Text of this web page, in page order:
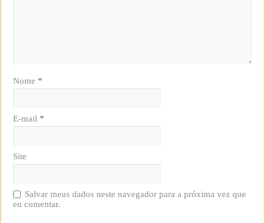
Nome *
E-mail *
Site
Salvar meus dados neste navegador para a próxima vez que
eu comentar.